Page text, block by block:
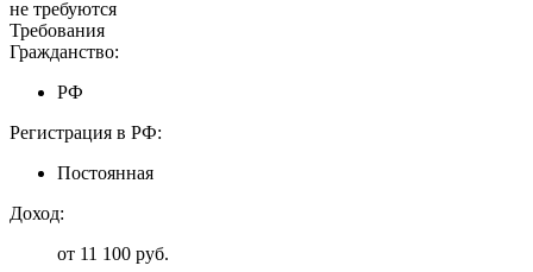
не требуются
Требования
Гражданство:
РФ
Регистрация в РФ:
Постоянная
Доход:
от 11 100 руб.